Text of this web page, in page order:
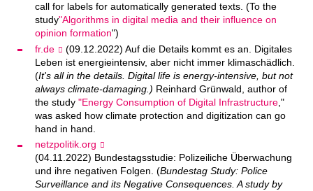
call for labels for automatically generated texts. (To the
study"Algorithms in digital media and their influence on
opinion formation")
fr.de
(09.12.2022) Auf die Details kommt es an. Digitales
Leben ist energieintensiv, aber nicht immer klimaschädlich.
(It's all in the details. Digital life is energy-intensive, but not
always climate-damaging.) Reinhard Grünwald, author of
the study "Energy Consumption of Digital Infrastructure,"
was asked how climate protection and digitization can go
hand in hand.
netzpolitik.org
(04.11.2022) Bundestagsstudie: Polizeiliche Überwachung
und ihre negativen Folgen. (Bundestag Study: Police
Surveillance and its Negative Consequences. A study by